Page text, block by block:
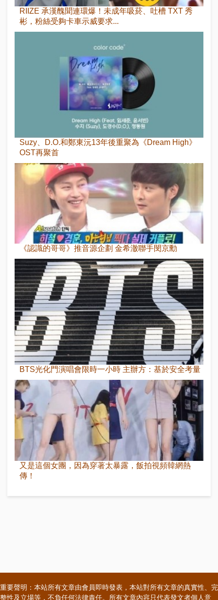
RIIZE 承漢醜聞連環爆！未成年吸菸、吐槽 TXT 秀
彬，粉絲受夠卡車示威要求...
Suzy、D.O.和鄭東沅13年後重聚為《Dream High》
OST再聚首
《認識的哥哥》推音源企劃 金希澈聯手閔京勳
BTS光化門演唱會限時一小時 主辦方：基於安全考量
又是這個女團，因為穿著太暴露，飯拍視頻韓網熱
傳！
重要聲明：本站所有文章由會員即時發表，本站對所有文章的真實性、完
整性及立場等，不負任何法律責任。所有文章內容只代表發文者個人意